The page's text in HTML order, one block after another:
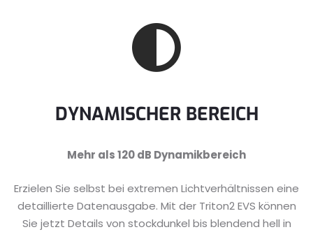
DYNAMISCHER BEREICH
Mehr als 120 dB Dynamikbereich
Erzielen Sie selbst bei extremen Lichtverhältnissen eine
detaillierte Datenausgabe. Mit der Triton2 EVS können
Sie jetzt Details von stockdunkel bis blendend hell in